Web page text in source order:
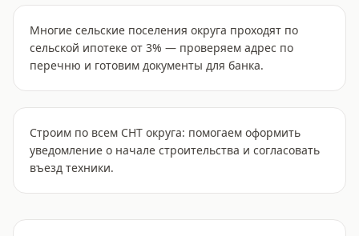
Многие сельские поселения округа проходят по
сельской ипотеке от 3% — проверяем адрес по
перечню и готовим документы для банка.
Строим по всем СНТ округа: помогаем оформить
уведомление о начале строительства и согласовать
въезд техники.